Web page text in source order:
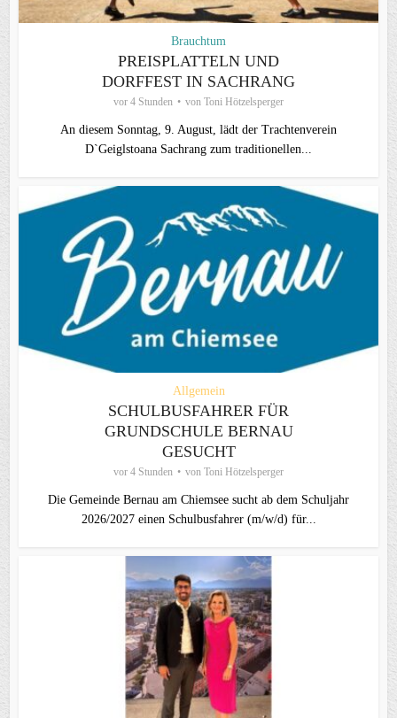
Brauchtum
PREISPLATTELN UND
DORFFEST IN SACHRANG
vor 4 Stunden von Toni Hötzelsperger
An diesem Sonntag, 9. August, lädt der Trachtenverein
D`Geiglstoana Sachrang zum traditionellen...
Allgemein
SCHULBUSFAHRER FÜR
GRUNDSCHULE BERNAU
GESUCHT
vor 4 Stunden von Toni Hötzelsperger
Die Gemeinde Bernau am Chiemsee sucht ab dem Schuljahr
2026/2027 einen Schulbusfahrer (m/w/d) für...